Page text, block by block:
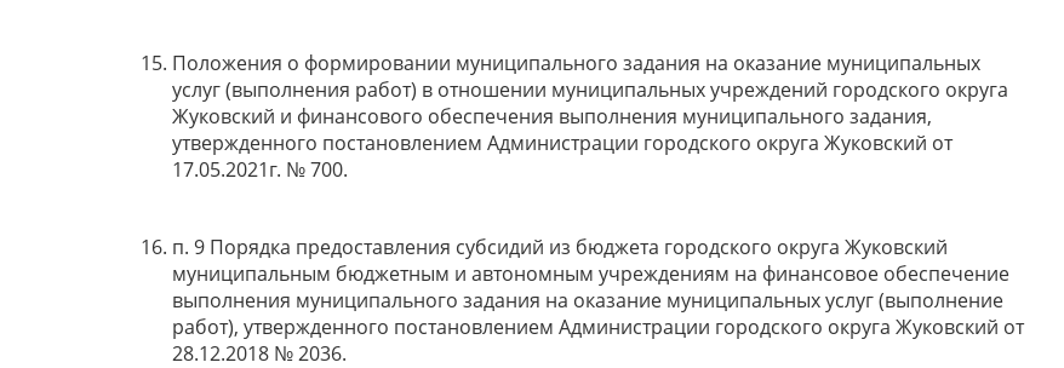
Положения о формировании муниципального задания на оказание муниципальных
услуг (выполнения работ) в отношении муниципальных учреждений городского округа
Жуковский и финансового обеспечения выполнения муниципального задания,
утвержденного постановлением Администрации городского округа Жуковский от
17.05.2021г. № 700.
п. 9 Порядка предоставления субсидий из бюджета городского округа Жуковский
муниципальным бюджетным и автономным учреждениям на финансовое обеспечение
выполнения муниципального задания на оказание муниципальных услуг (выполнение
работ), утвержденного постановлением Администрации городского округа Жуковский от
28.12.2018 № 2036.